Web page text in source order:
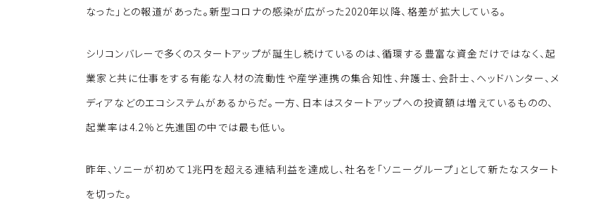
なった」との報道があった。新型コロナの感染が広がった2020年以降、格差が拡大している。
シリコンバレーで多くのスタートアップが誕生し続けているのは、循環する豊富な資金だけではなく、起
業家と共に仕事をする有能な人材の流動性や産学連携の集合知性、弁護士、会計士、ヘッドハンター、メ
ディアなどのエコシステムがあるからだ。一方、日本はスタートアップへの投資額は増えているものの、
起業率は4.2％と先進国の中では最も低い。
昨年、ソニーが初めて1兆円を超える連結利益を達成し、社名を「ソニーグループ」として新たなスタート
を切った。